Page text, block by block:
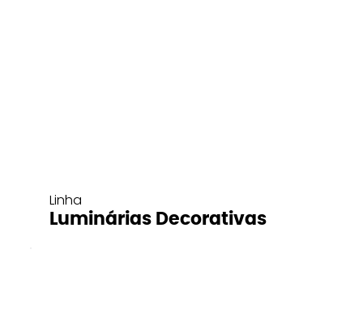
Linha
Luminárias Decorativas